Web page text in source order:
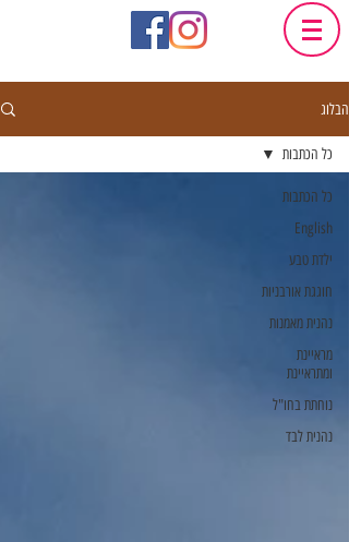
הבלוג
כל הכתבות
English
ילדת טבע
חוגגת אורבניות
נהנית מאמנות
מראיינת
ומתראיינת
נוחתת בחו"ל
נהנית לבד
כל הכתבות